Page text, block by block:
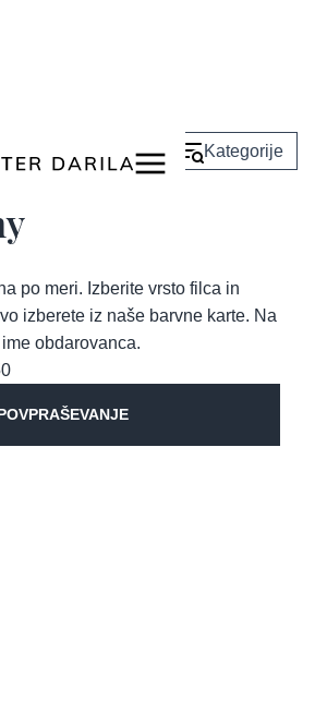
Kategorije
po meri. Izberite vrsto filca in
izberete iz naše barvne karte. Na
obdarovanca.